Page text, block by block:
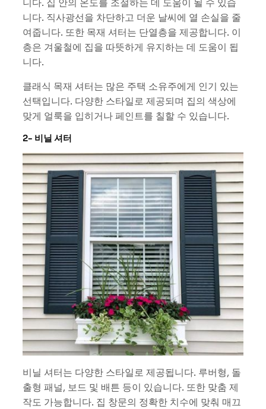
니다. 집 안의 온도를 조절하는 데 도움이 될 수 있습
니다. 직사광선을 차단하고 더운 날씨에 열 손실을 줄
여줍니다. 또한 목재 셔터는 단열층을 제공합니다. 이
층은 겨울철에 집을 따뜻하게 유지하는 데 도움이 됩
니다.
클래식 목재 셔터는 많은 주택 소유주에게 인기 있는
선택입니다. 다양한 스타일로 제공되며 집의 색상에
맞게 얼룩을 입히거나 페인트를 칠할 수 있습니다.
2- 비닐 셔터
비닐 셔터는 다양한 스타일로 제공됩니다. 루버형, 돌
출형 패널, 보드 및 배튼 등이 있습니다. 또한 맞춤 제
작도 가능합니다. 집 창문의 정확한 치수에 맞춰 매끄